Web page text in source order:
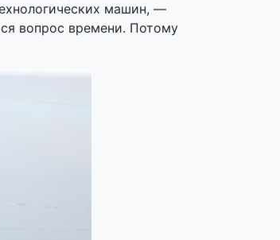
машин, —
вопрос времени. Потому